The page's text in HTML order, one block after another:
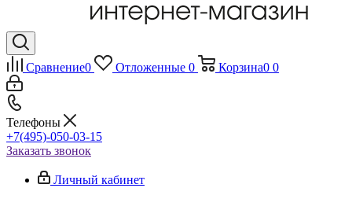
Сравнение0 Отложенные 0 Корзина0 0
Телефоны
+7(495)-050-03-15
Заказать звонок
Личный кабинет